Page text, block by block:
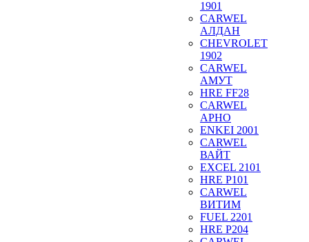
1901
CARWEL
АЛДАН
CHEVROLET
1902
CARWEL
АМУТ
HRE FF28
CARWEL
АРНО
ENKEI 2001
CARWEL
ВАЙТ
EXCEL 2101
HRE P101
CARWEL
ВИТИМ
FUEL 2201
HRE P204